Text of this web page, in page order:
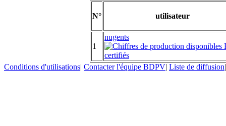
N° utilisateur
1
nugents
Conditions d'utilisations| Contacter l'équipe BDPV| Liste de diffusion